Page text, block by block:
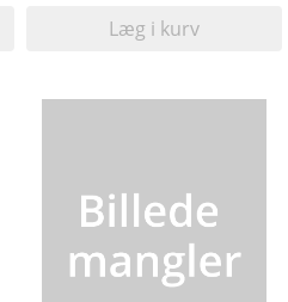
Læg i kurv